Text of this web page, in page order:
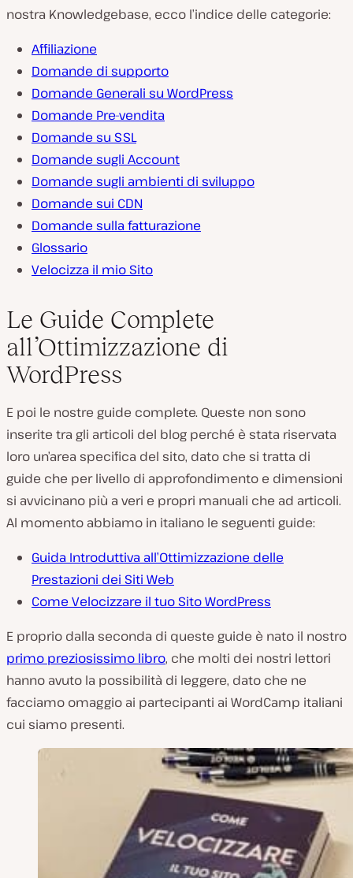
nostra Knowledgebase, ecco l’indice delle categorie:
Affiliazione
Domande di supporto
Domande Generali su WordPress
Domande Pre-vendita
Domande su SSL
Domande sugli Account
Domande sugli ambienti di sviluppo
Domande sui CDN
Domande sulla fatturazione
Glossario
Velocizza il mio Sito
Le Guide Complete
all’Ottimizzazione di
WordPress
E poi le nostre guide complete. Queste non sono
inserite tra gli articoli del blog perché è stata riservata
loro un’area specifica del sito, dato che si tratta di
guide che per livello di approfondimento e dimensioni
si avvicinano più a veri e propri manuali che ad articoli.
Al momento abbiamo in italiano le seguenti guide:
Guida Introduttiva all’Ottimizzazione delle
Prestazioni dei Siti Web
Come Velocizzare il tuo Sito WordPress
E proprio dalla seconda di queste guide è nato il nostro
primo preziosissimo libro, che molti dei nostri lettori
hanno avuto la possibilità di leggere, dato che ne
facciamo omaggio ai partecipanti ai WordCamp italiani
cui siamo presenti.